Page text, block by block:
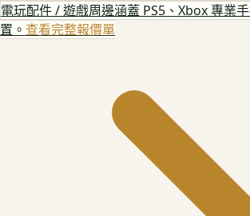
電玩配件 / 遊戲周邊涵蓋 PS5、Xbox 專業
置。 查看完整報價單